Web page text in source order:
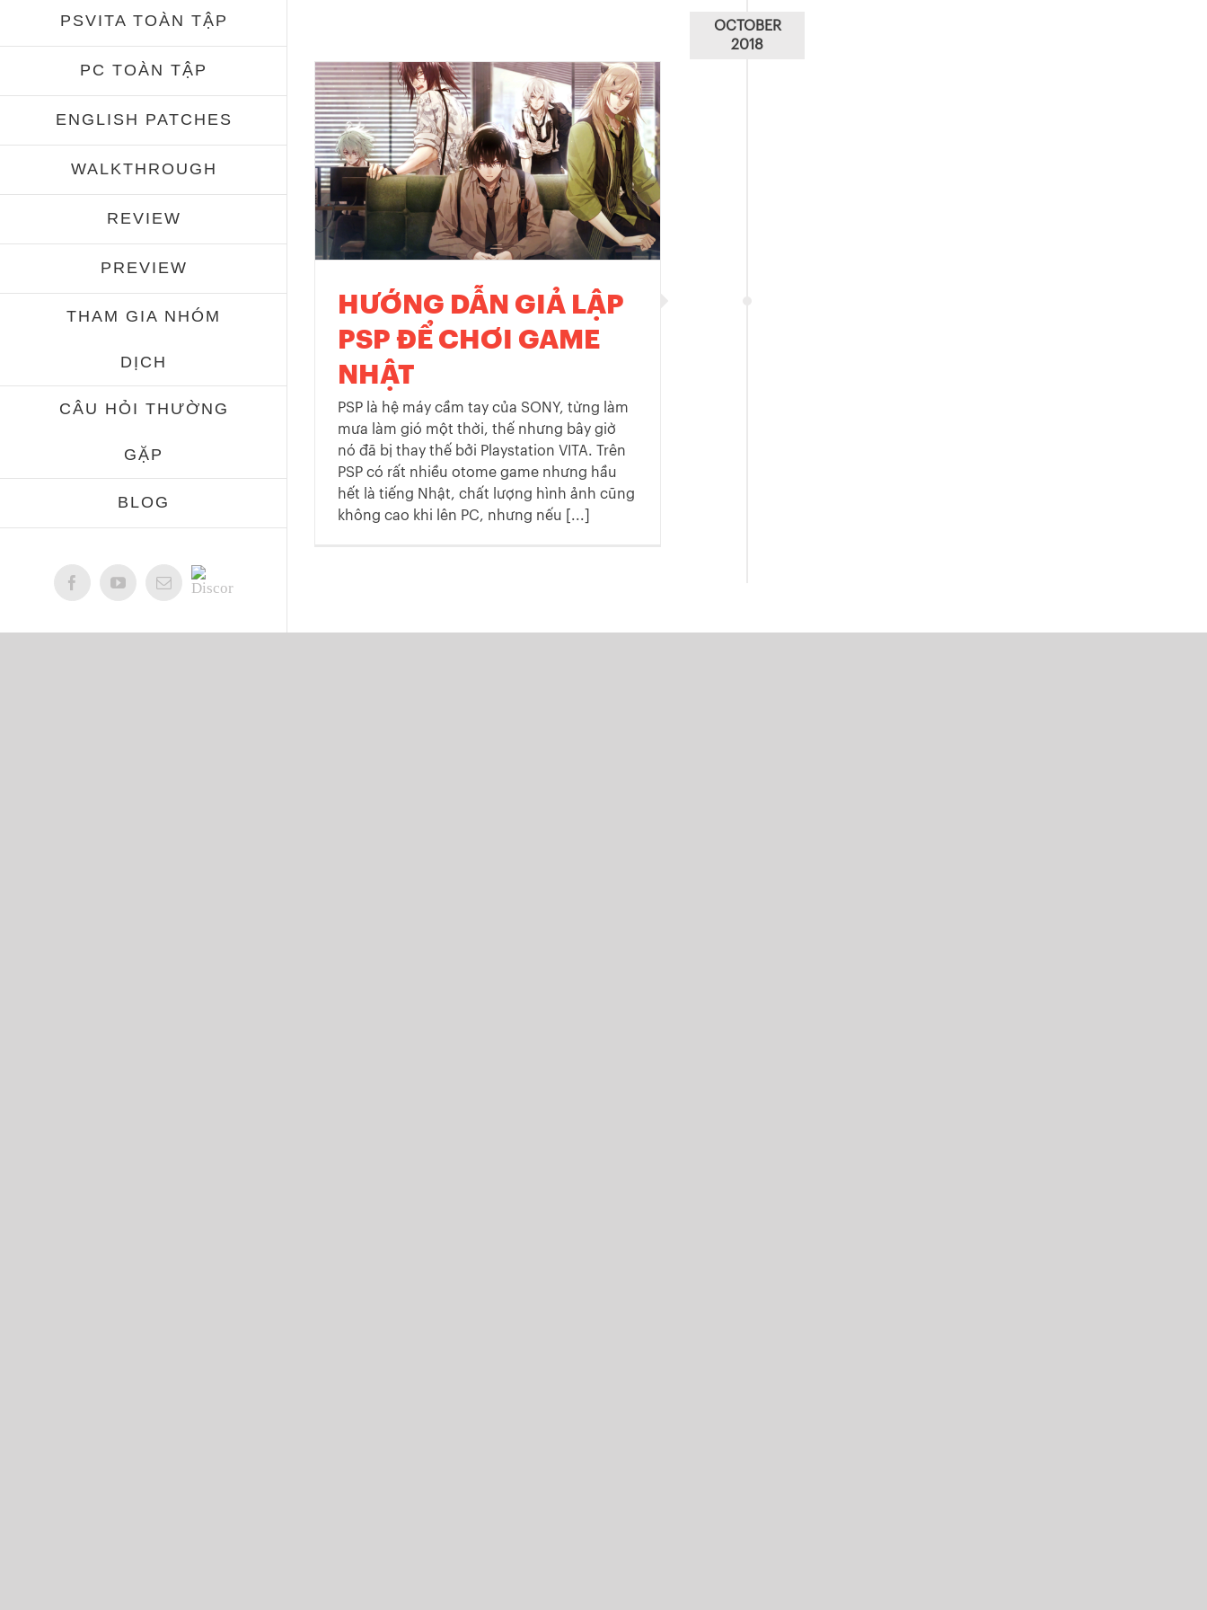
PSVITA TOÀN TẬP
PC TOÀN TẬP
ENGLISH PATCHES
WALKTHROUGH
REVIEW
PREVIEW
THAM GIA NHÓM
DỊCH
CÂU HỎI THƯỜNG
GẶP
BLOG
FacebookYouTubeEmail
Discord
OCTOBER
2018
HƯỚNG DẪN GIẢ LẬP
PSP ĐỂ CHƠI GAME
NHẬT
PSP là hệ máy cầm tay của SONY, từng làm
mưa làm gió một thời, thế nhưng bây giờ
nó đã bị thay thế bởi Playstation VITA. Trên
PSP có rất nhiều otome game nhưng hầu
hết là tiếng Nhật, chất lượng hình ảnh cũng
không cao khi lên PC, nhưng nếu [...]